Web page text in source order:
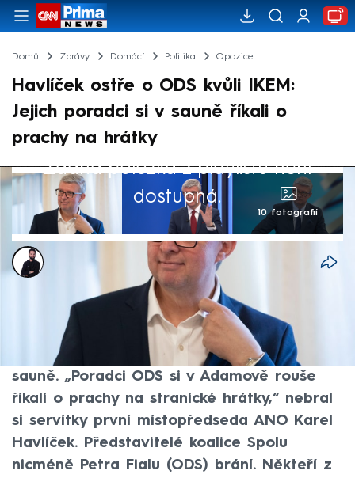
Domů Zprávy Domácí Politika Opozice
Havlíček ostře o ODS kvůli IKEM:
Jejich poradci si v sauně říkali o
prachy na hrátky
Žádná položka z playlistu není
dostupná.
10 fotografií
Marek Veselý
12. zář 2025, 10:06
Zástupci hnutí ANO kritizují ODS kvůli
schůzce poradce premiéra s nedávno
zesnulým ředitelem nemocnice IKEM v
sauně. „Poradci ODS si v Adamově rouše
říkali o prachy na stranické hrátky,“ nebral
si servítky první místopředseda ANO Karel
Havlíček. Představitelé koalice Spolu
nicméně Petra Fialu (ODS) brání. Někteří z